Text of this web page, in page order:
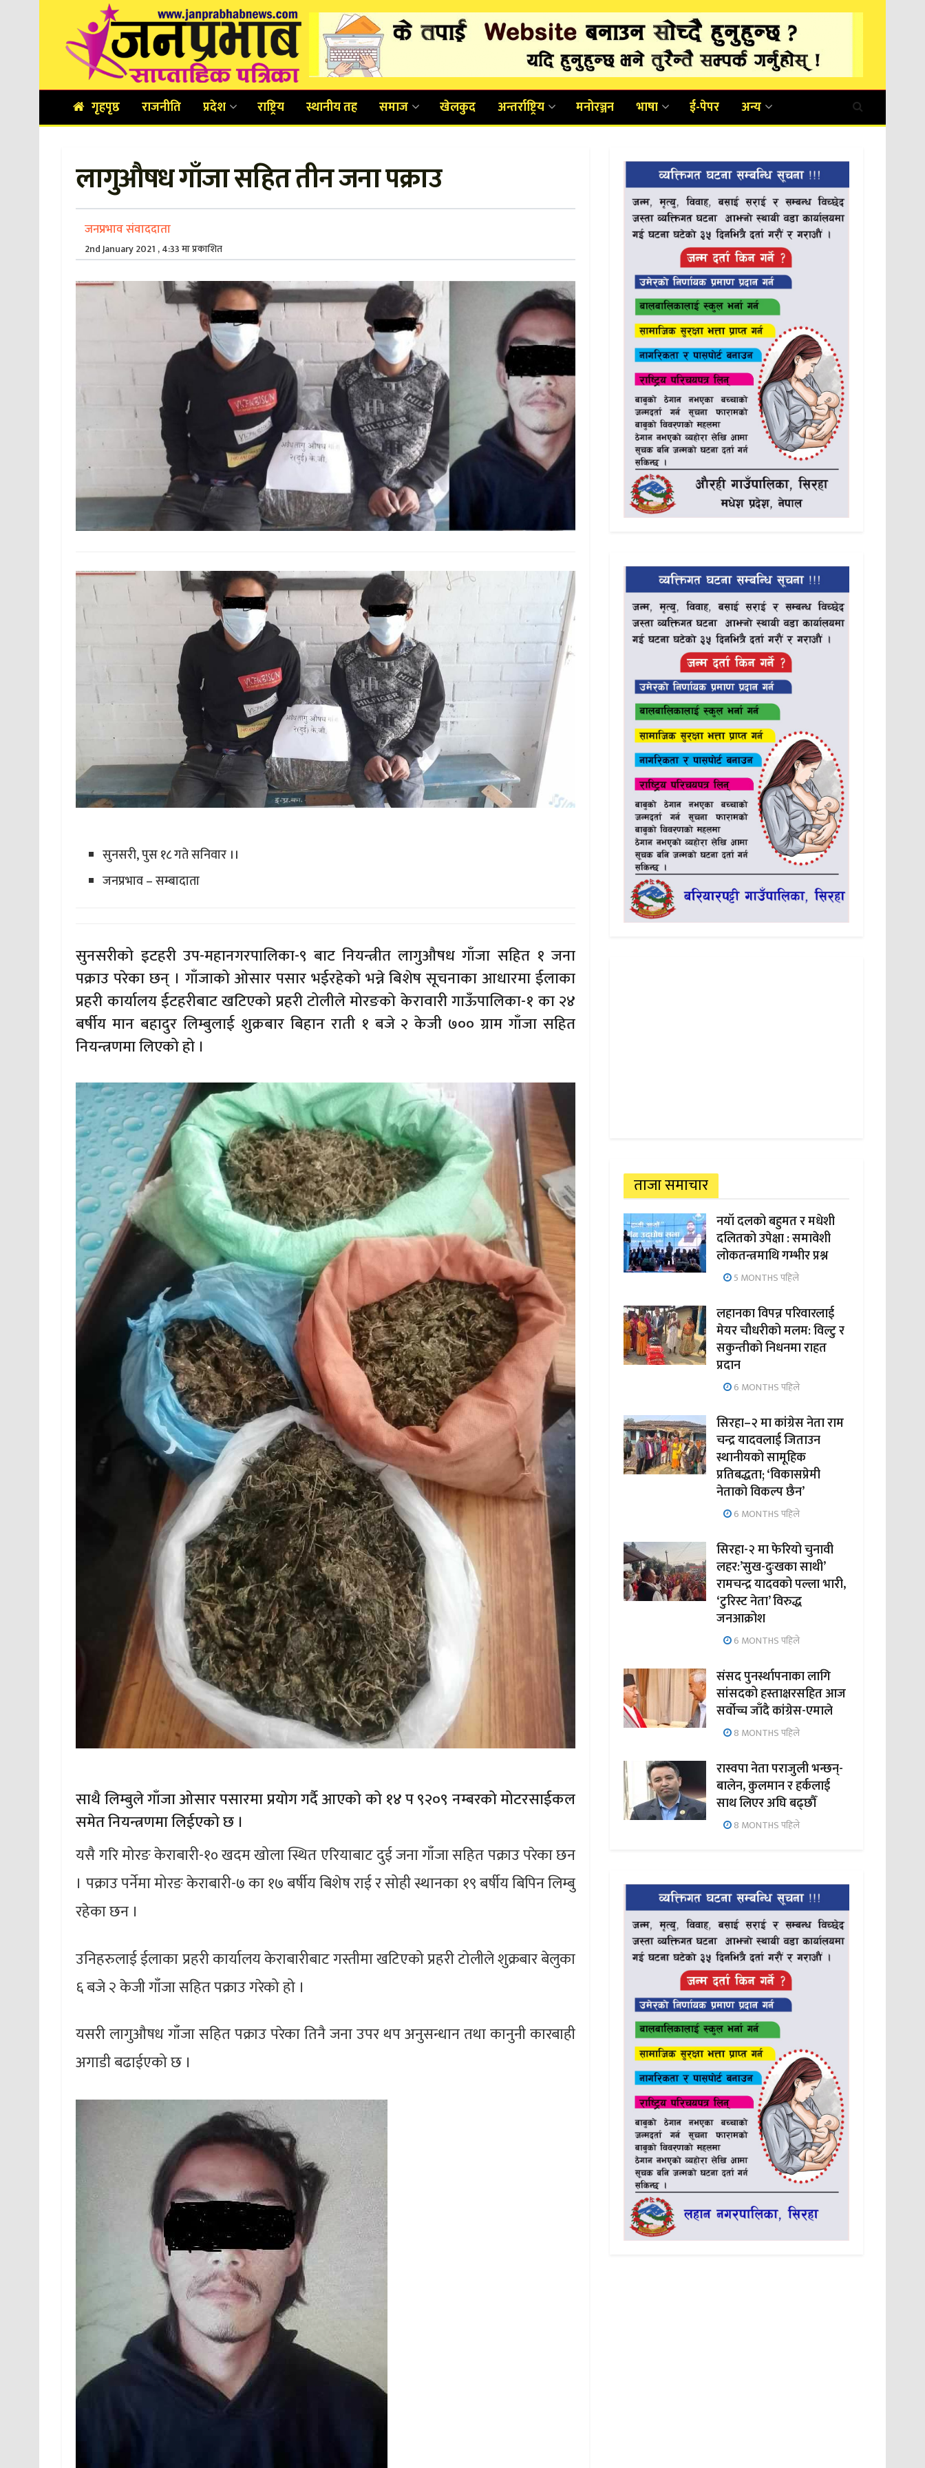
गृहपृष्ठ राजनीति प्रदेश राष्ट्रिय स्थानीय तह समाज खेलकुद अन्तर्राष्ट्रिय मनोरञ्जन भाषा ई-पेपर अन्य
लागुऔषध गाँजा सहित तीन जना पक्राउ
जनप्रभाव संवाददाता
2nd January 2021 , 4:33 मा प्रकाशित
सुनसरी, पुस १८ गते सनिवार ।।
जनप्रभाव – सम्बादाता
सुनसरीको इटहरी उप-महानगरपालिका-९ बाट नियन्त्रीत लागुऔषध गाँजा सहित १ जना
पक्राउ परेका छन् । गाँजाको ओसार पसार भईरहेको भन्ने बिशेष सूचनाका आधारमा ईलाका
प्रहरी कार्यालय ईटहरीबाट खटिएको प्रहरी टोलीले मोरङको केरावारी गाऊँपालिका-१ का २४
बर्षीय मान बहादुर लिम्बुलाई शुक्रबार बिहान राती १ बजे २ केजी ७०० ग्राम गाँजा सहित
नियन्त्रणमा लिएको हो ।
साथै लिम्बुले गाँजा ओसार पसारमा प्रयोग गर्दै आएको को १४ प ९२०९ नम्बरको मोटरसाईकल
समेत नियन्त्रणमा लिईएको छ ।
यसै गरि मोरङ केराबारी-१० खदम खोला स्थित एरियाबाट दुई जना गाँजा सहित पक्राउ परेका छन
। पक्राउ पर्नेमा मोरङ केराबारी-७ का १७ बर्षीय बिशेष राई र सोही स्थानका १९ बर्षीय बिपिन लिम्बु
रहेका छन ।
उनिहरुलाई ईलाका प्रहरी कार्यालय केराबारीबाट गस्तीमा खटिएको प्रहरी टोलीले शुक्रबार बेलुका
६ बजे २ केजी गाँजा सहित पक्राउ गरेको हो ।
यसरी लागुऔषध गाँजा सहित पक्राउ परेका तिनै जना उपर थप अनुसन्धान तथा कानुनी कारबाही
अगाडी बढाईएको छ ।
ताजा समाचार
नयाँ दलको बहुमत र मधेशी
दलितको उपेक्षा : समावेशी
लोकतन्त्रमाथि गम्भीर प्रश्न
5 MONTHS पहिले
लहानका विपन्न परिवारलाई
मेयर चौधरीको मलम: विल्टु र
सकुन्तीको निधनमा राहत
प्रदान
6 MONTHS पहिले
सिरहा–२ मा कांग्रेस नेता राम
चन्द्र यादवलाई जिताउन
स्थानीयको सामूहिक
प्रतिबद्धता; ‘विकासप्रेमी
नेताको विकल्प छैन’
6 MONTHS पहिले
सिरहा-२ मा फेरियो चुनावी
लहर:’सुख-दुःखका साथी’
रामचन्द्र यादवको पल्ला भारी,
‘टुरिस्ट नेता’ विरुद्ध
जनआक्रोश
6 MONTHS पहिले
संसद पुनर्स्थापनाका लागि
सांसदको हस्ताक्षरसहित आज
सर्वोच्च जाँदै कांग्रेस-एमाले
8 MONTHS पहिले
रास्वपा नेता पराजुली भन्छन्-
बालेन, कुलमान र हर्कलाई
साथ लिएर अघि बढ्छौँ
8 MONTHS पहिले